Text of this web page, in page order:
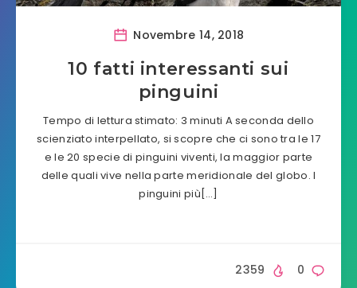
Novembre 14, 2018
10 fatti interessanti sui
pinguini
Tempo di lettura stimato: 3 minuti A seconda dello
scienziato interpellato, si scopre che ci sono tra le 17
e le 20 specie di pinguini viventi, la maggior parte
delle quali vive nella parte meridionale del globo. I
pinguini più[…]
0
2359